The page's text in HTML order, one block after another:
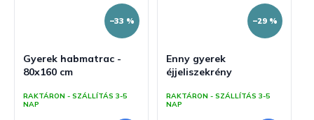
–33 %
Gyerek habmatrac -
80x160 cm
RAKTÁRON - SZÁLLÍTÁS 3-5
NAP
–29 %
Enny gyerek
éjjeliszekrény
RAKTÁRON - SZÁLLÍTÁS 3-5
NAP